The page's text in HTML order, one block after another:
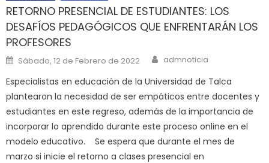
RETORNO PRESENCIAL DE ESTUDIANTES: LOS
DESAFÍOS PEDAGÓGICOS QUE ENFRENTARÁN LOS
PROFESORES
Posted on
Sábado, 12 de Febrero de 2022 Author
admnoticia
Especialistas en educación de la Universidad de Talca
plantearon la necesidad de ser empáticos entre docentes y
estudiantes en este regreso, además de la importancia de
incorporar lo aprendido durante este proceso online en el
modelo educativo. Se espera que durante el mes de
marzo si inicie el retorno a clases presencial en